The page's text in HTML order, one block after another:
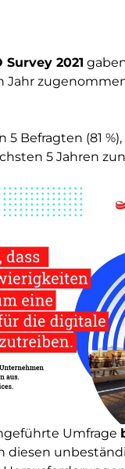
Survey 2021
Jahr
Befragten (81
5 Jahren
Umfrage